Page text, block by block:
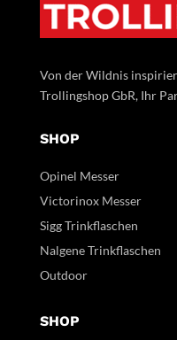
Von der Wildnis
Trollingshop GbR, Ihr
SHOP
Opinel Messer
Victorinox Messer
Sigg Trinkflaschen
Nalgene Trinkflaschen
Outdoor
SHOP